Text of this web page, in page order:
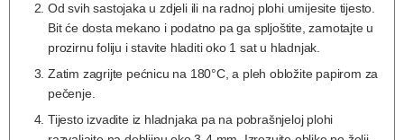
Od svih sastojaka u zdjeli ili na radnoj plohi umijesite tijesto.
Bit će dosta mekano i podatno pa ga spljoštite, zamotajte u
prozirnu foliju i stavite hladiti oko 1 sat u hladnjak.
Zatim zagrijte pećnicu na 180°C, a pleh obložite papirom za
pečenje.
Tijesto izvadite iz hladnjaka pa na pobrašnjeloj plohi